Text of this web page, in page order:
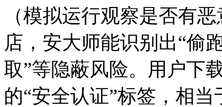
（模拟运行观察是否有
店，安大师能识别出“偷
取”等隐蔽风险。用户下
的“安全认证”标签，相